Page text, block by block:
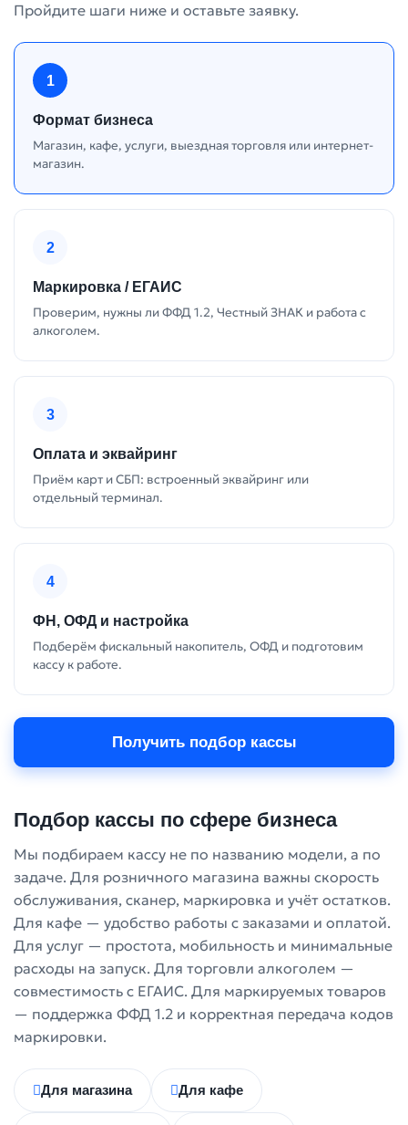
Пройдите шаги ниже и оставьте заявку.
1
Формат бизнеса
Магазин, кафе, услуги, выездная торговля или интернет-
магазин.
2
Маркировка / ЕГАИС
Проверим, нужны ли ФФД 1.2, Честный ЗНАК и работа с
алкоголем.
3
Оплата и эквайринг
Приём карт и СБП: встроенный эквайринг или
отдельный терминал.
4
ФН, ОФД и настройка
Подберём фискальный накопитель, ОФД и подготовим
кассу к работе.
Получить подбор кассы
Подбор кассы по сфере бизнеса
Мы подбираем кассу не по названию модели, а по
задаче. Для розничного магазина важны скорость
обслуживания, сканер, маркировка и учёт остатков.
Для кафе — удобство работы с заказами и оплатой.
Для услуг — простота, мобильность и минимальные
расходы на запуск. Для торговли алкоголем —
совместимость с ЕГАИС. Для маркируемых товаров
— поддержка ФФД 1.2 и корректная передача кодов
маркировки.
Для магазина Для кафе